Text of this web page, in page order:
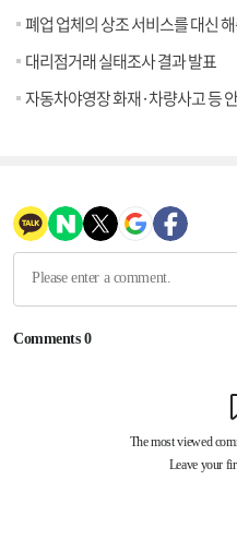
폐업 업체의 상조 서비스를 대신 해
대리점거래 실태조사 결과 발표
자동차야영장 화재·차량사고 등